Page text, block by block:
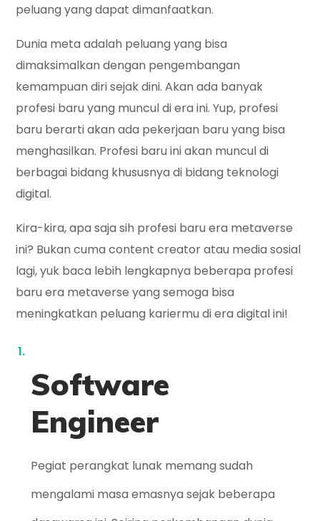
peluang yang dapat dimanfaatkan.
Dunia meta adalah peluang yang bisa
dimaksimalkan dengan pengembangan
kemampuan diri sejak dini. Akan ada banyak
profesi baru yang muncul di era ini. Yup, profesi
baru berarti akan ada pekerjaan baru yang bisa
menghasilkan. Profesi baru ini akan muncul di
berbagai bidang khususnya di bidang teknologi
digital.
Kira-kira, apa saja sih profesi baru era metaverse
ini? Bukan cuma content creator atau media sosial
lagi, yuk baca lebih lengkapnya beberapa profesi
baru era metaverse yang semoga bisa
meningkatkan peluang kariermu di era digital ini!
Software
Engineer
Pegiat perangkat lunak memang sudah
mengalami masa emasnya sejak beberapa